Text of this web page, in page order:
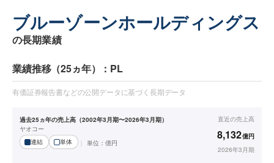
ブルーゾーンホールディングス
の長期業績
業績推移（25ヵ年）：PL
有価証券報告書などの公開データに基づく長期データ
過去25ヵ年の売上高（2002年3月期〜2026年3月期）
ヤオコー
連結
単体 単位： 億円
直近の売上高
8,132億円
2026年3月期